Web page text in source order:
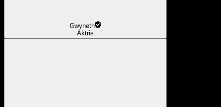
Gwyneth
Aktris